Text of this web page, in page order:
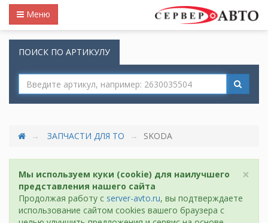
Меню
ПОИСК ПО АРТИКУЛУ
ЗАПЧАСТИ ДЛЯ ТО SKODA
×
Мы используем куки (cookie) для наилучшего
представления нашего сайта
Продолжая работу с server-avto.ru, вы подтверждаете
использование сайтом cookies вашего браузера с